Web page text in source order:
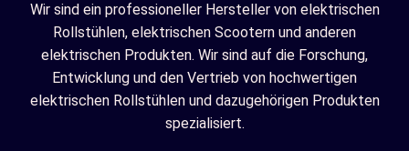
Wir sind ein professioneller Hersteller von elektrischen
Rollstühlen, elektrischen Scootern und anderen
elektrischen Produkten. Wir sind auf die Forschung,
Entwicklung und den Vertrieb von hochwertigen
elektrischen Rollstühlen und dazugehörigen Produkten
spezialisiert.